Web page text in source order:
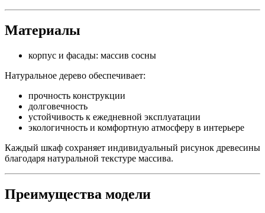
Материалы
корпус и фасады: массив сосны
Натуральное дерево обеспечивает:
прочность конструкции
долговечность
устойчивость к ежедневной эксплуатации
экологичность и комфортную атмосферу в интерьере
Каждый шкаф сохраняет индивидуальный рисунок древесины
благодаря натуральной текстуре массива.
Преимущества модели